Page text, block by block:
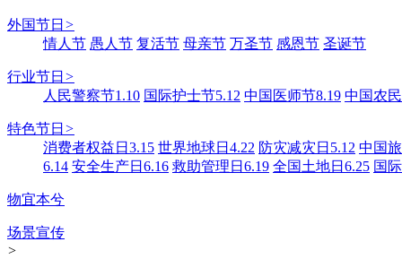
外国节日 >
情人节 愚人节 复活节 母亲节 万圣节 感恩节 圣诞节
行业节日 >
人民警察节1.10 国际护士节5.12 中国医师节8.19 中国农
特色节日 >
消费者权益日3.15 世界地球日4.22 防灾减灾日5.12 中国
6.14 安全生产日6.16 救助管理日6.19 全国土地日6.25 国
物宜本兮
场景宣传
>